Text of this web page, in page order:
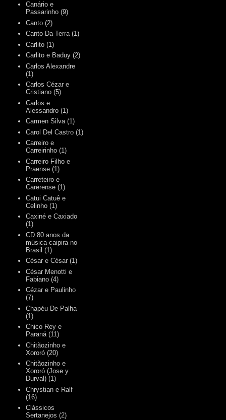
Canário e
Passarinho (9)
Canto (2)
Canto Da Terra (1)
Carlito (1)
Carlito e Baduy (2)
Carlos Alexandre
(1)
Carlos Cézar e
Cristiano (5)
Carlos e
Alessandro (1)
Carmen Silva (1)
Carol Del Castro (1)
Carreiro e
Carreirinho (1)
Carreiro Filho e
Praense (1)
Carreteiro e
Carerense (1)
Catui Catuê e
Celinho (1)
Caxiné e Caxiado
(1)
CD 80 anos da
música caipira no
Brasil (1)
César e César (1)
César Menotti e
Fabiano (4)
Cézar e Paulinho
(7)
Chapéu De Palha
(1)
Chico Rey e
Paraná (11)
Chitãozinho e
Xororó (20)
Chitãozinho e
Xororó (Jose y
Durval) (1)
Chrystian e Ralf
(16)
Clássicos
Sertanejos (2)